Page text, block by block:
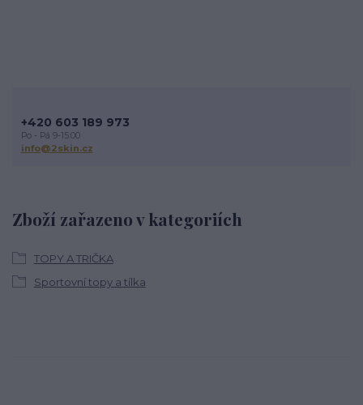
Zboží zařazeno v kategoriích
TOPY A TRIČKA
Sportovní topy a tílka
+420 603 189 973
Po - Pá 9-15:00
info@2skin.cz